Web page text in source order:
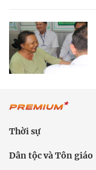
Thời sự
Dân tộc và Tôn giáo